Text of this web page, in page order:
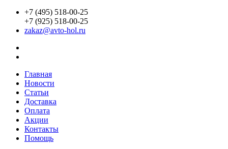
+7 (495) 518-00-25
+7 (925) 518-00-25
zakaz@avto-hol.ru
Главная
Новости
Статьи
Доставка
Оплата
Акции
Контакты
Помощь